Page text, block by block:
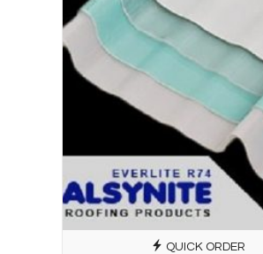
QUICK ORDER